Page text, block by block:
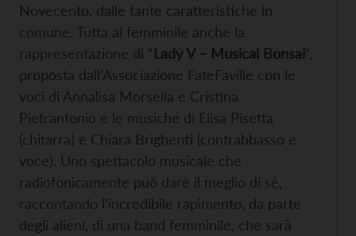
Novecento, dalle tante caratteristiche in
comune. Tutta al femminile anche la
rappresentazione di “Lady V – Musical Bonsai”,
proposta dall’Associazione FateFaville con le
voci di Annalisa Morsella e Cristina
Pietrantonio e le musiche di Elisa Pisetta
(chitarra) e Chiara Brighenti (contrabbasso e
voce). Uno spettacolo musicale che
radiofonicamente può dare il meglio di sé,
raccontando l’incredibile rapimento, da parte
degli alieni, di una band femminile, che sarà